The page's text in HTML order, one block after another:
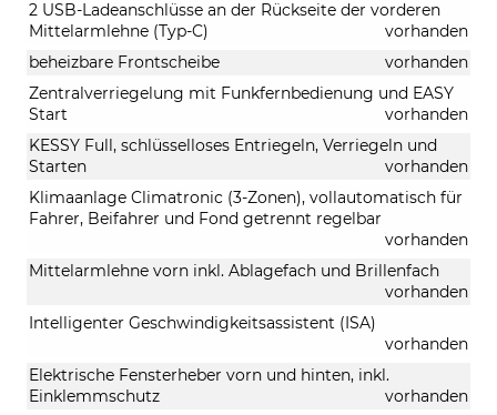
2 USB-Ladeanschlüsse an der Rückseite der vorderen
Mittelarmlehne (Typ-C)
vorhanden
beheizbare Frontscheibe
vorhanden
Zentralverriegelung mit Funkfernbedienung und EASY
Start
vorhanden
KESSY Full, schlüsselloses Entriegeln, Verriegeln und
Starten
vorhanden
Klimaanlage Climatronic (3-Zonen), vollautomatisch für
Fahrer, Beifahrer und Fond getrennt regelbar
vorhanden
Mittelarmlehne vorn inkl. Ablagefach und Brillenfach
vorhanden
Intelligenter Geschwindigkeitsassistent (ISA)
vorhanden
Elektrische Fensterheber vorn und hinten, inkl.
Einklemmschutz
vorhanden